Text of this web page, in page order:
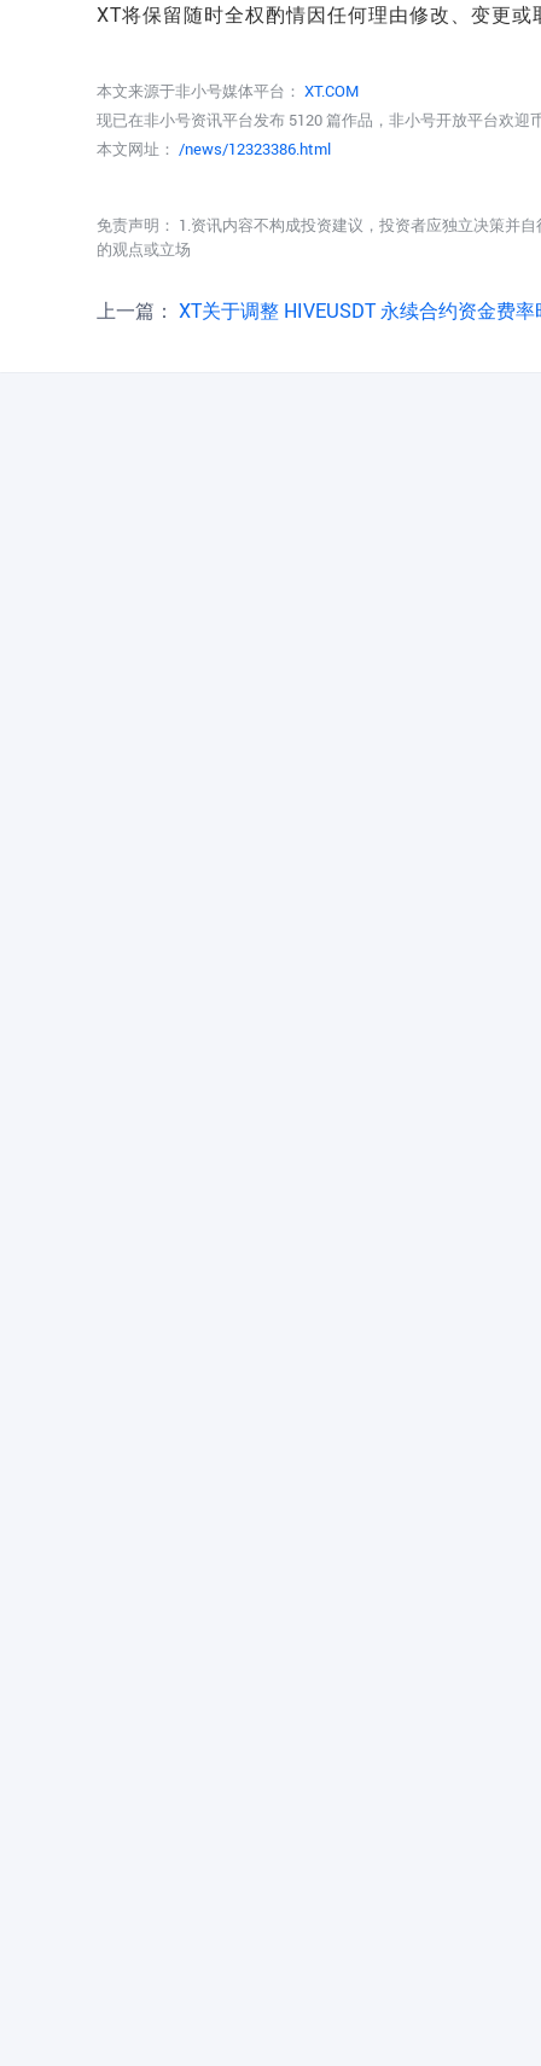
XT将保留随时全权酌情因任何理由修改、变更
本文来源于非小号媒体平台： XT.COM
现已在非小号资讯平台发布 5120 篇作品，非小号开放平台欢迎
本文网址： /news/12323386.html
免责声明： 1.资讯内容不构成投资建议，投资者应独立决策并
的观点或立场
上一篇： XT关于调整 HIVEUSDT 永续合约资金费率时间周期的